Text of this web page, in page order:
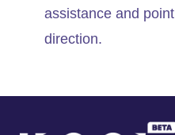
assistance and
direction.